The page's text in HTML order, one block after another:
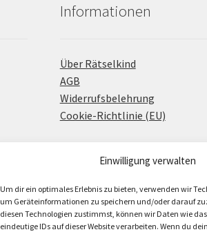
Einwilligung verwalten
Um dir ein optimales Erlebnis zu bieten, verwenden wir
um Geräteinformationen zu speichern und/oder darauf
diesen Technologien zustimmst, können wir Daten wie
eindeutige IDs auf dieser Website verarbeiten. Wenn du
Informationen
Über Rätselkind
AGB
Widerrufsbelehrung
Cookie-Richtlinie (EU)